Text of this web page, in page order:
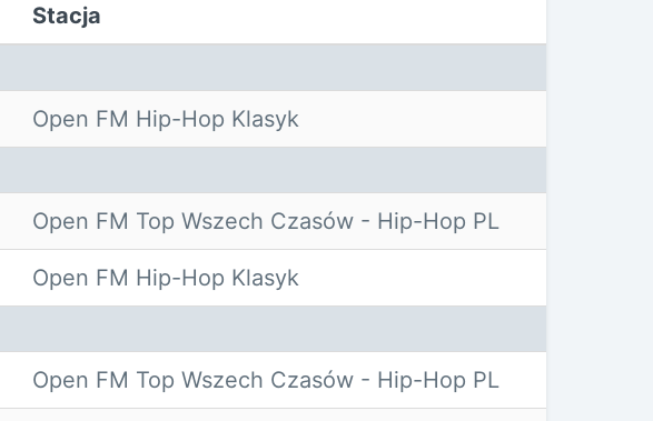
Stacja
Open FM Hip-Hop Klasyk
Open FM Top Wszech Czasów - Hip-Hop PL
Open FM Hip-Hop Klasyk
Open FM Top Wszech Czasów - Hip-Hop PL